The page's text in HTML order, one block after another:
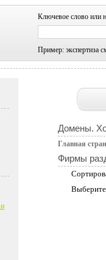
Ключевое слово или
Пример: экспертиза
Домены.
Главная
Фирмы